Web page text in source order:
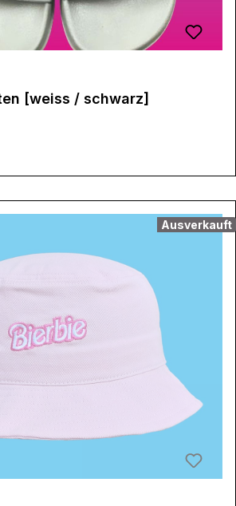
[weiss / schwarz]
Ausverkauft